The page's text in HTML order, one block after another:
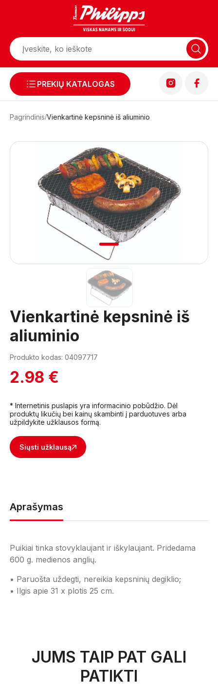
PREKIŲ KATALOGAS
Pagrindinis Vienkartinė kepsninė iš aliuminio
1
Vienkartinė kepsninė iš
aliuminio
Produkto kodas: 04097717
2.98 €
* Internetinis puslapis yra informacinio pobūdžio. Dėl
produktų likučių bei kainų skambinti į parduotuves arba
užpildykite užklausos formą.
Siųsti užklausą
Aprašymas
Puikiai tinka stovyklaujant ir iškylaujant. Pridedama
600 g. medienos anglių.
• Paruošta uždegti, nereikia kepsninių degiklio;
• Ilgis apie 31 x plotis 25 cm.
JUMS TAIP PAT GALI
PATIKTI